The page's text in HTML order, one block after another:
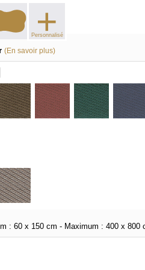
+
Personnalisé
(En savoir plus)
: 60 x 150 cm - Maximum : 400 x 800